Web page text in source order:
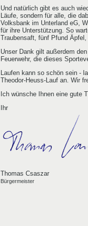
Und natürlich gibt es auch
Läufe, sondern für alle, die
Volksbank im Unterland eG,
für ihre Unterstützung. So
Traubensaft, fünf Pfund
Unser Dank gilt außerdem
Feuerwehr, die dieses
Laufen kann so schön sein -
Theodor-Heuss-Lauf an. Wir
Ich wünsche Ihnen eine gute
Ihr
Thomas Csaszar
Bürgermeister